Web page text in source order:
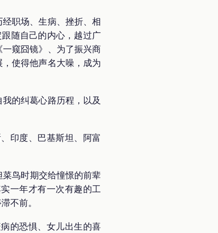
职场、生病、挫折、相
随自己的内心，越过广
窥囧镜》、为了振兴商
使得他声名大噪，成为
的纠葛心路历程，以及
印度、巴基斯坦、阿富
鸟时期交给憧憬的前辈
一年才有一次有趣的工
不前。
的恐惧、女儿出生的喜